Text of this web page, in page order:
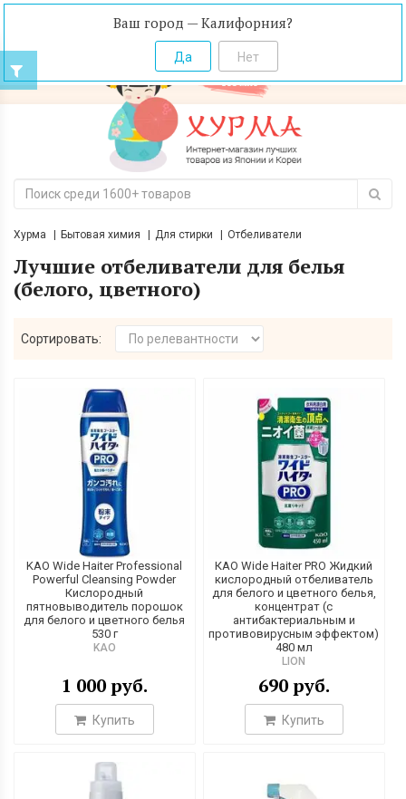
Ваш город — Калифорния?
Хурма Бытовая химия Для стирки Отбеливатели
Лучшие отбеливатели для белья
(белого, цветного)
Сортировать:
KAO Wide Haiter Professional
Powerful Cleansing Powder
Кислородный
пятновыводитель порошок
для белого и цветного белья
530 г
KAO
1 000 руб.
Купить
КАО Wide Haiter PRO Жидкий
кислородный отбеливатель
для белого и цветного белья,
концентрат (с
антибактериальным и
противовирусным эффектом)
480 мл
LION
690 руб.
Купить